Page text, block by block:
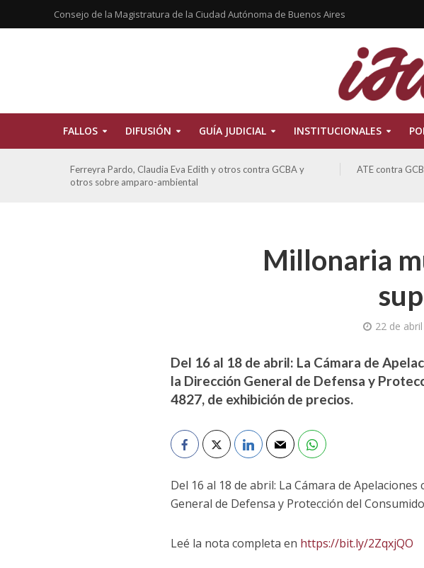
Consejo de la Magistratura de la Ciudad Autónoma de Buenos Aires
FALLOS DIFUSIÓN GUÍA JUDICIAL INSTITUCIONALES
Ferreyra Pardo, Claudia Eva Edith y otros contra GCBA y
otros sobre amparo-ambiental
ATE contra
Millonaria
22 de
Del 16 al 18 de abril: La Cámara de
la Dirección General de Defensa y
4827, de exhibición de precios.
Del 16 al 18 de abril: La Cámara de
General de Defensa y Protección del
Leé la nota completa en https://bit.ly/2ZqxjQO